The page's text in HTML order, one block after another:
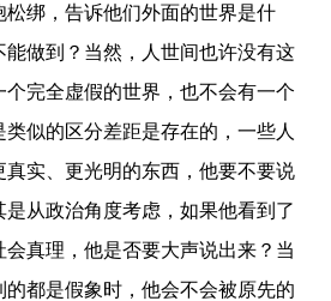
绑，告诉他们外面的世界是什
做到？当然，人世间也许没有这
完全虚假的世界，也不会有一个
似的区分差距是存在的，一些人
实、更光明的东西，他要不要说
从政治角度考虑，如果他看到了
真理，他是否要大声说出来？当
都是假象时，他会不会被原先的